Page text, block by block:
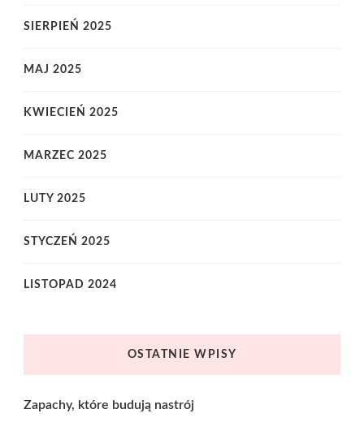
SIERPIEŃ 2025
MAJ 2025
KWIECIEŃ 2025
MARZEC 2025
LUTY 2025
STYCZEŃ 2025
LISTOPAD 2024
OSTATNIE WPISY
Zapachy, które budują nastrój